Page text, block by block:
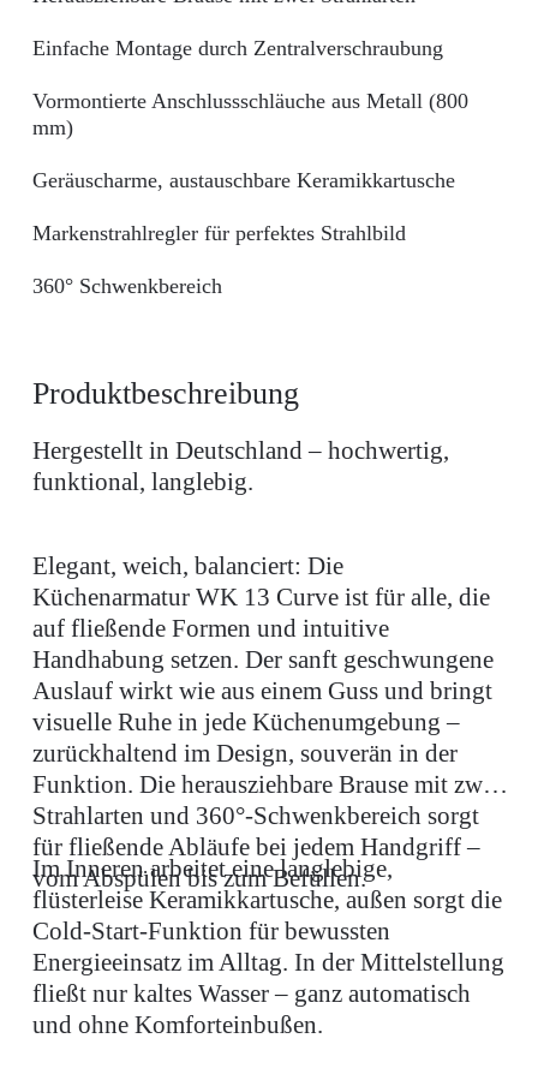
Produktbeschreibung
Hergestellt in Deutschland – hochwertig,
funktional, langlebig.
Elegant, weich, balanciert: Die
Küchenarmatur WK 13 Curve ist für alle, die
auf fließende Formen und intuitive
Handhabung setzen. Der sanft geschwungene
Auslauf wirkt wie aus einem Guss und bringt
visuelle Ruhe in jede Küchenumgebung –
zurückhaltend im Design, souverän in der
Funktion. Die herausziehbare Brause mit zwei
Strahlarten und 360°-Schwenkbereich sorgt
für fließende Abläufe bei jedem Handgriff –
vom Abspülen bis zum Befüllen.
Im Inneren arbeitet eine langlebige,
flüsterleise Keramikkartusche, außen sorgt die
Cold-Start-Funktion für bewussten
Energieeinsatz im Alltag. In der Mittelstellung
fließt nur kaltes Wasser – ganz automatisch
und ohne Komforteinbußen.
Einfache Montage durch Zentralverschraubung
Vormontierte Anschlussschläuche aus Metall (800
mm)
Geräuscharme, austauschbare Keramikkartusche
Markenstrahlregler für perfektes Strahlbild
360° Schwenkbereich